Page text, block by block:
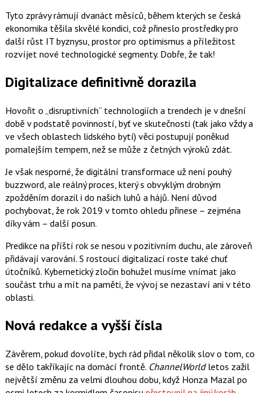
Tyto zprávy rámují dvanáct měsíců, během kterých se česká
ekonomika těšila skvělé kondici, což přineslo prostředky pro
další růst IT byznysu, prostor pro optimismus a příležitost
rozvíjet nové technologické segmenty. Dobře, že tak!
Digitalizace definitivně dorazila
Hovořit o „disruptivních“ technologiích a trendech je v dnešní
době v podstatě povinností, byť ve skutečnosti (tak jako vždy a
ve všech oblastech lidského bytí) věci postupují poněkud
pomalejším tempem, než se může z četných výroků zdát.
Je však nesporné, že digitální transformace už není pouhý
buzzword, ale reálný proces, který s obvyklým drobným
zpožděním dorazil i do našich luhů a hájů. Není důvod
pochybovat, že rok 2019 v tomto ohledu přinese – zejména
díky vám – další posun.
Predikce na příští rok se nesou v pozitivním duchu, ale zároveň
přidávají varování. S rostoucí digitalizací roste také chuť
útočníků. Kybernetický zločin bohužel musíme vnímat jako
součást trhu a mít na paměti, že vývoj se nezastaví ani v této
oblasti.
Nová redakce a vyšší čísla
Závěrem, pokud dovolíte, bych rád přidal několik slov o tom, co
se dělo takříkajíc na domácí frontě. ChannelWorldletos zažil
největší změnu za velmi dlouhou dobu, když Honza Mazal po